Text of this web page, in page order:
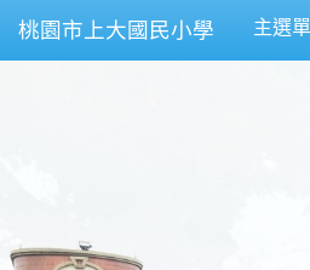
桃園市上大國民小學 主選單